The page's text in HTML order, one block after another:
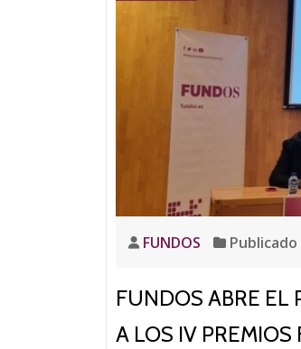
FUNDOS Publicado
FUNDOS ABRE EL
A LOS IV